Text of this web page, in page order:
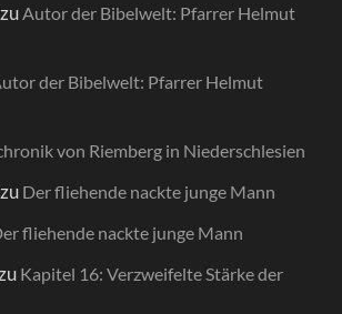
zuAutor der Bibelwelt: Pfarrer Helmut
der Bibelwelt: Pfarrer Helmut
von Riemberg in Niederschlesien
zu Der fliehende nackte junge Mann
fliehende nackte junge Mann
Kapitel 16: Verzweifelte Stärke der